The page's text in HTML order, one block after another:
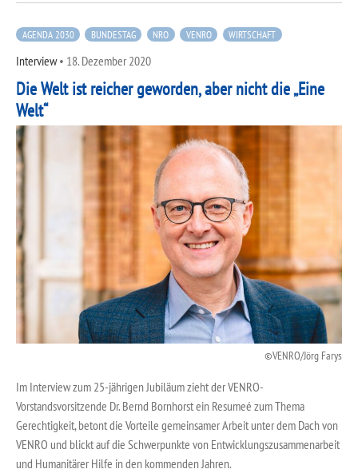
AGENDA 2030 BUNDESTAG NRO VENRO WIRTSCHAFT
Interview• 18. Dezember 2020
Die Welt ist reicher geworden, aber nicht die „Eine
Welt“
VENRO/Jörg Farys
Im Interview zum 25-jährigen Jubiläum zieht der VENRO-
Vorstandsvorsitzende Dr. Bernd Bornhorst ein Resumeé zum Thema
Gerechtigkeit, betont die Vorteile gemeinsamer Arbeit unter dem Dach von
VENRO und blickt auf die Schwerpunkte von Entwicklungszusammenarbeit
und Humanitärer Hilfe in den kommenden Jahren.